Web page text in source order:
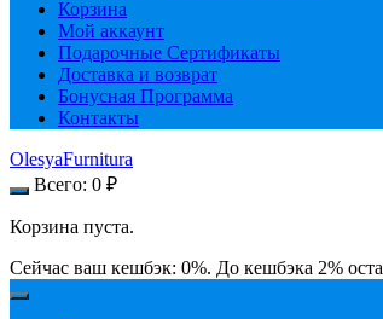
Корзина
Мой аккаунт
Подарочные Сертификаты
Доставка и возврат
Бонусная Программа
Контакты
OlesyaFurnitura
Всего: 0 ₽
Корзина пуста.
Сейчас ваш кешбэк: 0%. До кешбэка 2%